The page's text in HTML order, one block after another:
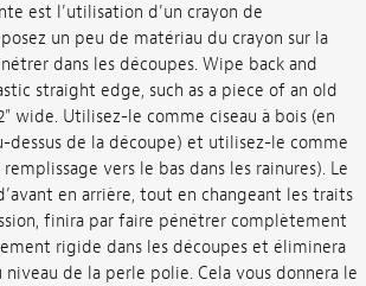
est l’utilisation d’un crayon de
un peu de matériau du crayon sur la
dans les découpes. Wipe back and
straight edge, such as a piece of an old
wide. Utilisez-le comme ciseau à bois (en
dessus de la découpe) et utilisez-le comme
vers le bas dans les rainures). Le
en arrière, tout en changeant les traits
finira par faire pénétrer complètement
rigide dans les découpes et éliminera
niveau de la perle polie. Cela vous donnera le